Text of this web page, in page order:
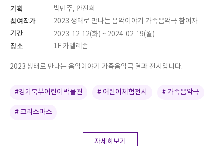
기획 박민주, 안진희
참여작가 2023 생태로 만나는 음악이야기 가족음악극 참여자
기간 2023-12-12(화) ~ 2024-02-19(월)
장소 1F 카멜레존
2023 생태로 만나는 음악이야기 가족음악극 결과 전시입니다.
#경기북부어린이박물관 # 어린이체험전시 # 가족음악극
# 크리스마스
자세히보기